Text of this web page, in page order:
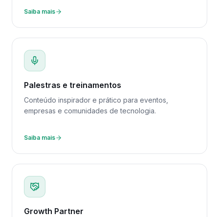
Saiba mais
Palestras e treinamentos
Conteúdo inspirador e prático para eventos,
empresas e comunidades de tecnologia.
Saiba mais
Growth Partner